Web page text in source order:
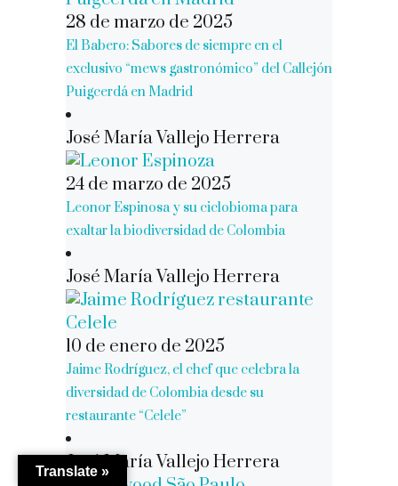
28 de marzo de 2025
El Babero: Sabores de siempre en el
exclusivo “mews gastronómico” del Callejón
Puigcerdá en Madrid
José María Vallejo Herrera
24 de marzo de 2025
Leonor Espinosa y su ciclobioma para
exaltar la biodiversidad de Colombia
José María Vallejo Herrera
10 de enero de 2025
Jaime Rodríguez, el chef que celebra la
diversidad de Colombia desde su
restaurante “Celele”
José María Vallejo Herrera
Translate »